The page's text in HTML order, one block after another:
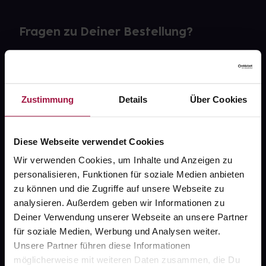
Zustimmung Details Über Cookies
Diese Webseite verwendet Cookies
Wir verwenden Cookies, um Inhalte und Anzeigen zu
personalisieren, Funktionen für soziale Medien anbieten
zu können und die Zugriffe auf unsere Webseite zu
analysieren. Außerdem geben wir Informationen zu
Deiner Verwendung unserer Webseite an unsere Partner
für soziale Medien, Werbung und Analysen weiter.
Unsere Partner führen diese Informationen
möglicherweise mit weiteren Daten zusammen, die Du
Fragen zu Deiner Bestellung?
gesund.de
Über uns
Karriere
Newsletter